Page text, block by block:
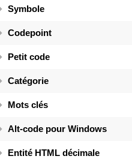
Symbole
Codepoint
Petit code
Catégorie
Mots clés
Alt-code pour Windows
Entité HTML décimale